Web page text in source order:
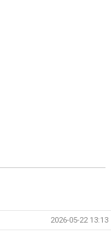
2026-05-22 13:13